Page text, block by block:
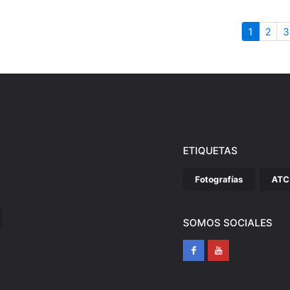
1 (actual)
2 3
ETIQUETAS
Fotografías ATC
SOMOS SOCIALES